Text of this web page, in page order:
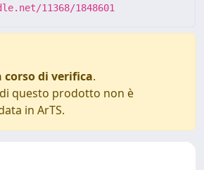
11368/1848601
corso di verifica.
questo prodotto non è
in ArTS.